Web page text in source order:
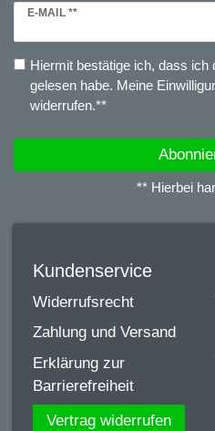
E-MAIL **
Newsletter
Hiermit bestätige ich, dass ich
gelesen habe. Meine
widerrufen.**
** Hierbei
Kundenservice
Widerrufsrecht
Zahlung und Versand
Erklärung zur
Barrierefreiheit
Vertrag widerrufen